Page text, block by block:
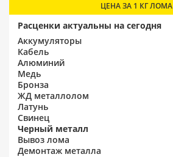
ЦЕНА ЗА 1 КГ ЛОМА
Расценки актуальны на сегодня
Аккумуляторы
Кабель
Алюминий
Медь
Бронза
ЖД металлолом
Латунь
Свинец
Черный металл
Вывоз лома
Демонтаж металла